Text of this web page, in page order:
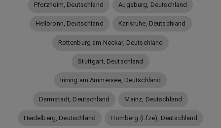
Pforzheim, Deutschland Augsburg, Deutschland
Heilbronn, Deutschland Karlsruhe, Deutschland
Rottenburg am Neckar, Deutschland
Stuttgart, Deutschland
Inning am Ammersee, Deutschland
Darmstadt, Deutschland Mainz, Deutschland
Heidelberg, Deutschland Homberg (Efze), Deutschland